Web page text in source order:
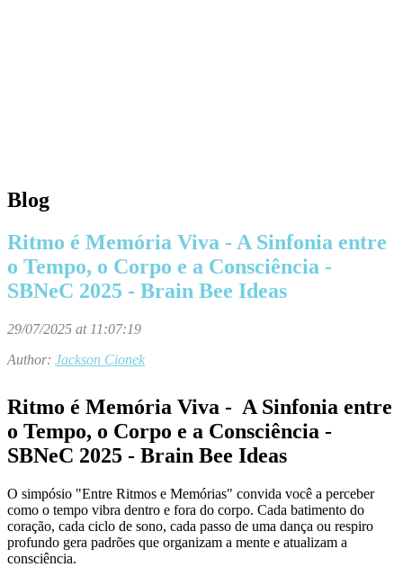
Blog
Ritmo é Memória Viva - A Sinfonia entre
o Tempo, o Corpo e a Consciência -
SBNeC 2025 - Brain Bee Ideas
29/07/2025 at 11:07:19
Author: Jackson Cionek
Ritmo é Memória Viva - A Sinfonia entre
o Tempo, o Corpo e a Consciência -
SBNeC 2025 - Brain Bee Ideas
O simpósio "Entre Ritmos e Memórias" convida você a perceber
como o tempo vibra dentro e fora do corpo. Cada batimento do
coração, cada ciclo de sono, cada passo de uma dança ou respiro
profundo gera padrões que organizam a mente e atualizam a
consciência.